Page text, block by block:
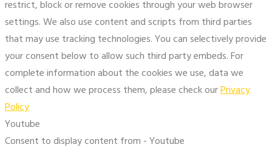
restrict, block or remove cookies through your web browser
settings. We also use content and scripts from third parties
that may use tracking technologies. You can selectively provide
your consent below to allow such third party embeds. For
complete information about the cookies we use, data we
collect and how we process them, please check ourPrivacy
Policy
Youtube
Consent to display content from - Youtube